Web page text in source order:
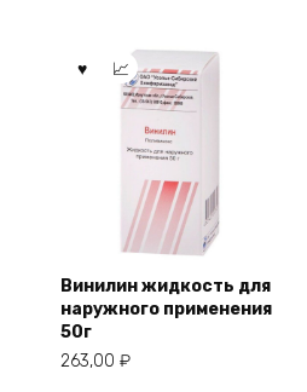
Винилин жидкость для
наружного применения
50г
263,00 ₽